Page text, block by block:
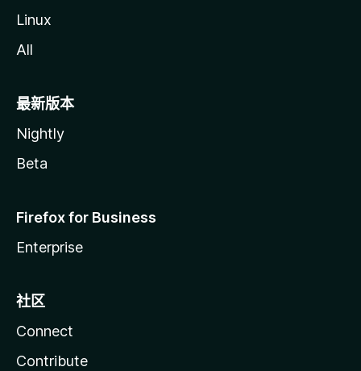
Linux
All
最新版本
Nightly
Beta
Firefox for Business
Enterprise
社区
Connect
Contribute